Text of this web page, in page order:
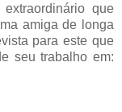
que
amiga de longa
para este que
seu trabalho em: